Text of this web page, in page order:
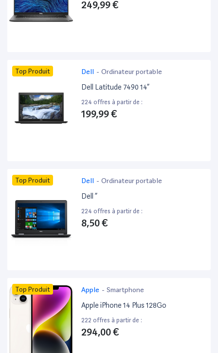
249,99 €
Top Produit Dell - Ordinateur portable
Dell Latitude 7490 14”
224 offres à partir de :
199,99 €
Top Produit Dell - Ordinateur portable
Dell ”
224 offres à partir de :
8,50 €
Top Produit Apple - Smartphone
Apple iPhone 14 Plus 128Go
222 offres à partir de :
294,00 €